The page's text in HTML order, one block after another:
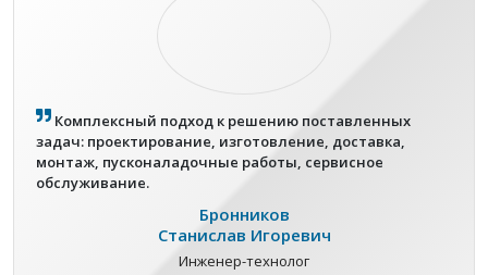
Комплексный подход к решению поставленных
задач: проектирование, изготовление, доставка,
монтаж, пусконаладочные работы, сервисное
обслуживание.
Бронников
Станислав Игоревич
Инженер-технолог